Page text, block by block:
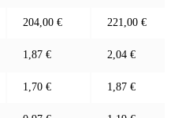
204,00 € 221,00 €
1,87 € 2,04 €
1,70 € 1,87 €